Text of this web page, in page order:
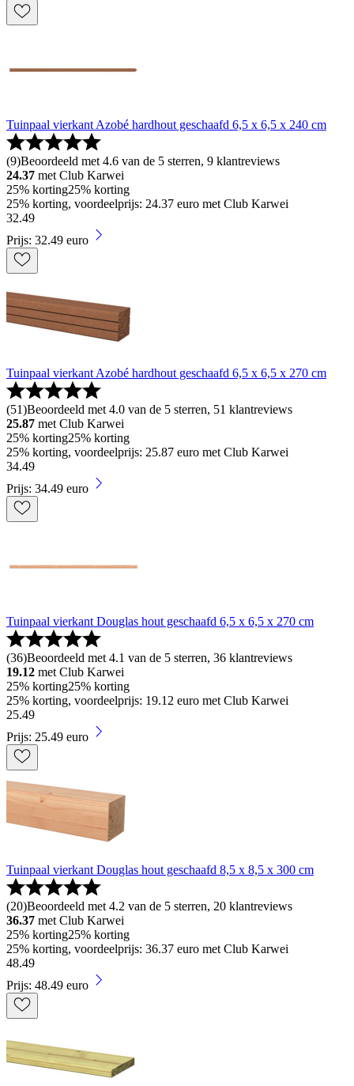
Tuinpaal vierkant Azobé hardhout geschaafd 6,5 x 6,5 x 240 cm
(9)Beoordeeld met 4.6 van de 5 sterren, 9 klantreviews
24.37 met Club Karwei
25% korting25% korting
25% korting, voordeelprijs: 24.37 euro met Club Karwei
32.49
Prijs: 32.49 euro
Tuinpaal vierkant Azobé hardhout geschaafd 6,5 x 6,5 x 270 cm
(51)Beoordeeld met 4.0 van de 5 sterren, 51 klantreviews
25.87 met Club Karwei
25% korting25% korting
25% korting, voordeelprijs: 25.87 euro met Club Karwei
34.49
Prijs: 34.49 euro
Tuinpaal vierkant Douglas hout geschaafd 6,5 x 6,5 x 270 cm
(36)Beoordeeld met 4.1 van de 5 sterren, 36 klantreviews
19.12 met Club Karwei
25% korting25% korting
25% korting, voordeelprijs: 19.12 euro met Club Karwei
25.49
Prijs: 25.49 euro
Tuinpaal vierkant Douglas hout geschaafd 8,5 x 8,5 x 300 cm
(20)Beoordeeld met 4.2 van de 5 sterren, 20 klantreviews
36.37 met Club Karwei
25% korting25% korting
25% korting, voordeelprijs: 36.37 euro met Club Karwei
48.49
Prijs: 48.49 euro